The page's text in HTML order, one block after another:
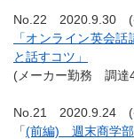
No.22 2020.9.30 (
「オンライン英会
と話すコツ」
(メーカー勤務 調達
No.21 2020.9.24 (
「(前編) 週末商学部